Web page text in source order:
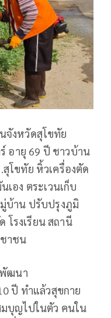
จังหวัดสุโขทัย
อายุ 69 ปี ชาวบ้าน
โขทัย หิ้วเครื่องตัด
อง ตระเวนเก็บ
บ้าน ปรับปรุงภูมิ
โรงเรียน สถานี
าชน
พัฒนา
ปี ทำแล้วสุขกาย
บุญไปในตัว คนใน